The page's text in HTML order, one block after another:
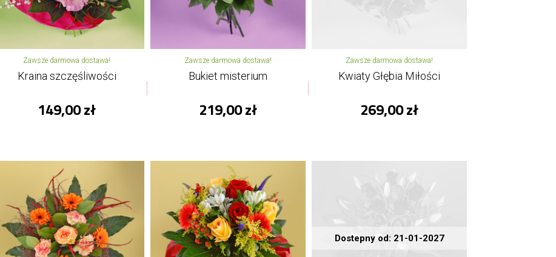
Zawsze darmowa dostawa!
Kraina szczęśliwości
149,00 zł
Zawsze darmowa dostawa!
Bukiet misterium
219,00 zł
Zawsze darmowa dostawa!
Kwiaty Głębia Miłości
269,00 zł
Dostepny od: 21-01-2027